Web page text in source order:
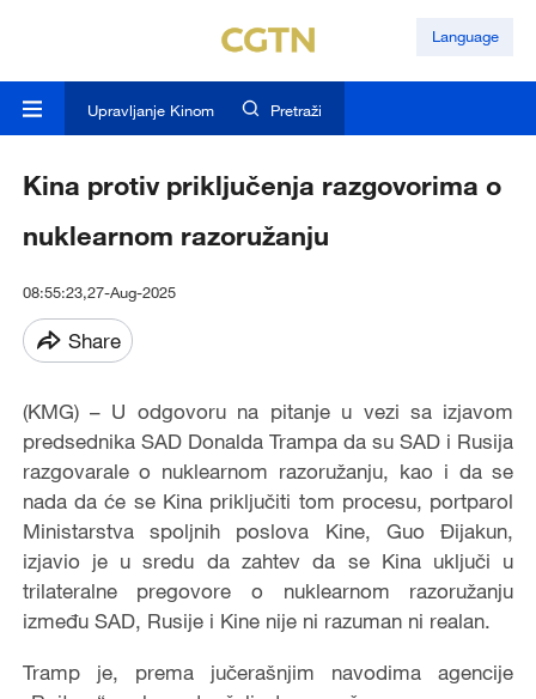
Language
Upravljanje Kinom Pretraži
Kina protiv priključenja razgovorima o
nuklearnom razoružanju
08:55:23,27-Aug-2025
Share
(KMG) – U odgovoru na pitanje u vezi sa izjavom
predsednika SAD Donalda Trampa da su SAD i Rusija
razgovarale o nuklearnom razoružanju, kao i da se
nada da će se Kina priključiti tom procesu, portparol
Ministarstva spoljnih poslova Kine, Guo Đijakun,
izjavio je u sredu da zahtev da se Kina uključi u
trilateralne pregovore o nuklearnom razoružanju
između SAD, Rusije i Kine nije ni razuman ni realan.
Tramp je, prema jučerašnjim navodima agencije